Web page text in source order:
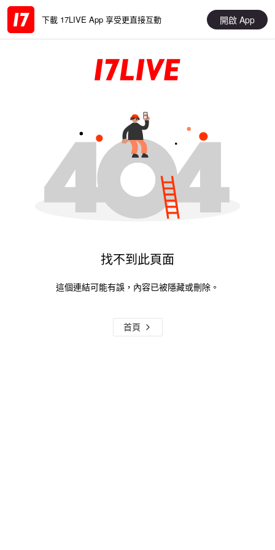
下載 17LIVE App 享受更直接互動 開啟 App
找不到此頁面
這個連結可能有誤，內容已被隱藏或刪除。
首頁